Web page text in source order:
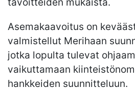
Asemakaavoitus on
valmistellut Merihaan
jotka lopulta tulevat
vaikuttamaan
hankkeiden suunnitteluun.